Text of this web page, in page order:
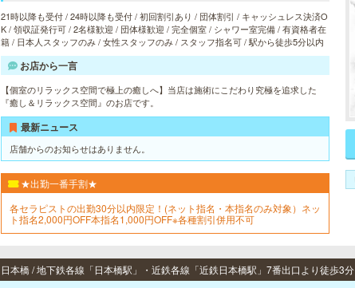
21時以降も受付 / 24時以降も受付 / 初回割引あり / 団体割引 / キャッシュレス決済O
K / 領収証発行可 / 2名様歓迎 / 団体様歓迎 / 完全個室 / シャワー室完備 / 有資格者在
籍 / 日本人スタッフのみ / 女性スタッフのみ / スタッフ指名可 / 駅から徒歩5分以内
お店から一言
【個室のリラックス空間で極上の癒しへ】当店は施術にこだわり究極を追求した
『癒し＆リラックス空間』のお店です。
最新ニュース
店舗からのお知らせはありません。
★出勤一番手割★
各セラピストの出勤30分以内限定！(ネット指名・本指名のみ対象）ネッ
ト指名2,000円OFF本指名1,000円OFF※各種割引併用不可
日本橋 / 地下鉄各線「日本橋駅」・近鉄各線「近鉄日本橋駅」7番出口より徒歩3分